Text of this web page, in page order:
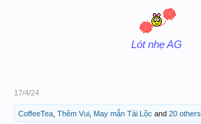
Lót nhẹ AG
17/4/24
CoffeeTea Thêm Vui May mắn Tài Lộc and 20 others